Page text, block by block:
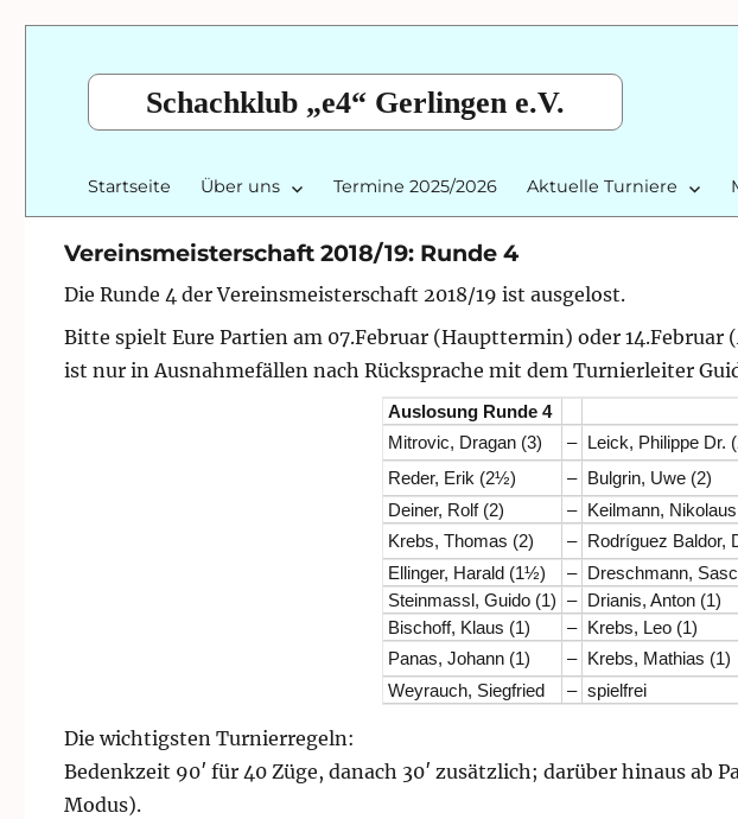
Schachklub „e4“ Gerlingen e.V.
Startseite Über uns Termine 2025/2026 Aktuelle Turniere
Vereinsmeisterschaft 2018/19: Runde 4
Die Runde 4 der Vereinsmeisterschaft 2018/19 ist ausgelost.
Bitte spielt Eure Partien am 07.Februar (Haupttermin) oder
ist nur in Ausnahmefällen nach Rücksprache mit dem Turnierleiter
Auslosung Runde 4
Mitrovic, Dragan (3)
– Leick, Philippe Dr.
Reder, Erik (2½) – Bulgrin, Uwe (2)
Deiner, Rolf (2) – Keilmann,
Krebs, Thomas (2)
– Rodríguez Baldor,
Ellinger, Harald (1½) – Dreschmann,
Steinmassl, Guido (1) – Drianis, Anton (1)
Bischoff, Klaus (1)
– Krebs, Leo (1)
Panas, Johann (1)
– Krebs, Mathias (1)
Weyrauch, Siegfried
– spielfrei
Die wichtigsten Turnierregeln:
Bedenkzeit 90′ für 40 Züge, danach 30′ zusätzlich; darüber hinaus ab
Modus).